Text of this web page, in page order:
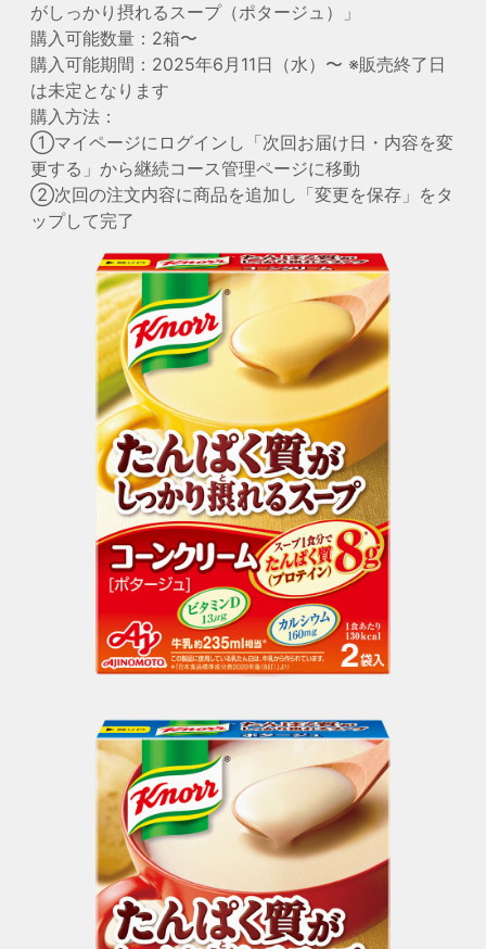
がしっかり摂れるスープ（ポタージュ）」
購入可能数量：2箱〜
購入可能期間：2025年6月11日（水）〜 ※販売終了日
は未定となります
購入方法：
①マイページにログインし「次回お届け日・内容を変
更する」から継続コース管理ページに移動
②次回の注文内容に商品を追加し「変更を保存」をタ
ップして完了